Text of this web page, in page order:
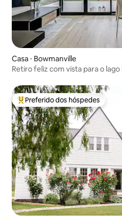
Casa ⋅ Bowmanville
Retiro feliz com vista para o
Entre os melhores preferidos dos
Preferido dos hóspedes